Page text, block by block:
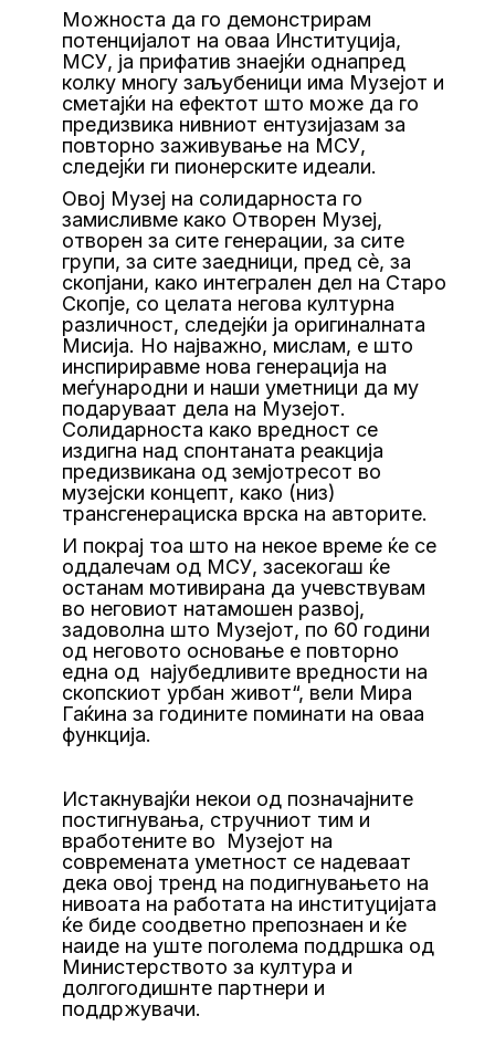
Можноста да го демонстрирам
потенцијалот на оваа Институција,
МСУ, ја прифатив знаејќи однапред
колку многу заљубеници има Музејот и
сметајќи на ефектот што може да го
предизвика нивниот ентузијазам за
повторно заживување на МСУ,
следејќи ги пионерските идеали.
Овој Музеј на солидарноста го
замисливме како Отворен Музеј,
отворен за сите генерации, за сите
групи, за сите заедници, пред сè, за
скопјани, како интегрален дел на Старо
Скопје, со целата негова културна
различност, следејќи ја оригиналната
Мисија. Но најважно, мислам, е што
инспириравме нова генерација на
меѓународни и наши уметници да му
подаруваат дела на Музејот.
Солидарноста како вредност се
издигна над спонтаната реакција
предизвикана од земјотресот во
музејски концепт, како (низ)
трансгенерациска врска на авторите.
И покрај тоа што на некое време ќе се
оддалечам од МСУ, засекогаш ќе
останам мотивирана да учевствувам
во неговиот натамошен развој,
задоволна што Музејот, по 60 години
од неговото основање е повторно
една од најубедливите вредности на
скопскиот урбан живот“, вели Мира
Гаќина за годините поминати на оваа
функција.
Истакнувајќи некои од позначајните
постигнувања, стручниот тим и
вработените во Музејот на
современата уметност се надеваат
дека овој тренд на подигнувањето на
нивоата на работата на институцијата
ќе биде соодветно препознаен и ќе
наиде на уште поголема поддршка од
Министерството за култура и
долгогодишнте партнери и
поддржувачи.